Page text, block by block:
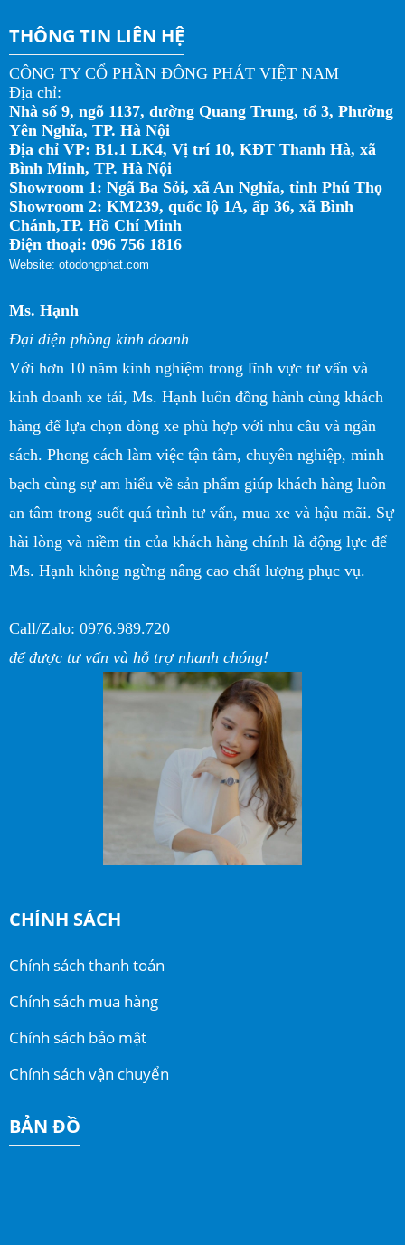
THÔNG TIN LIÊN HỆ
CÔNG TY CỔ PHẦN ĐÔNG PHÁT VIỆT NAM
Địa chỉ:
Nhà số 9, ngõ 1137, đường Quang Trung, tổ 3, Phường
Yên Nghĩa, TP. Hà Nội
Địa chỉ VP: B1.1 LK4, Vị trí 10, KĐT Thanh Hà, xã
Bình Minh, TP. Hà Nội
Showroom 1: Ngã Ba Sỏi, xã An Nghĩa, tỉnh Phú Thọ
Showroom 2: KM239, quốc lộ 1A, ấp 36, xã Bình
Chánh,TP. Hồ Chí Minh
Điện thoại: 096 756 1816
Website: otodongphat.com
Ms. Hạnh
Đại diện phòng kinh doanh
Với hơn 10 năm kinh nghiệm trong lĩnh vực tư vấn và
kinh doanh xe tải, Ms. Hạnh luôn đồng hành cùng khách
hàng để lựa chọn dòng xe phù hợp với nhu cầu và ngân
sách. Phong cách làm việc tận tâm, chuyên nghiệp, minh
bạch cùng sự am hiểu về sản phẩm giúp khách hàng luôn
an tâm trong suốt quá trình tư vấn, mua xe và hậu mãi. Sự
hài lòng và niềm tin của khách hàng chính là động lực để
Ms. Hạnh không ngừng nâng cao chất lượng phục vụ.
Call/Zalo: 0976.989.720
để được tư vấn và hỗ trợ nhanh chóng!
CHÍNH SÁCH
Chính sách thanh toán
Chính sách mua hàng
Chính sách bảo mật
Chính sách vận chuyển
BẢN ĐỒ